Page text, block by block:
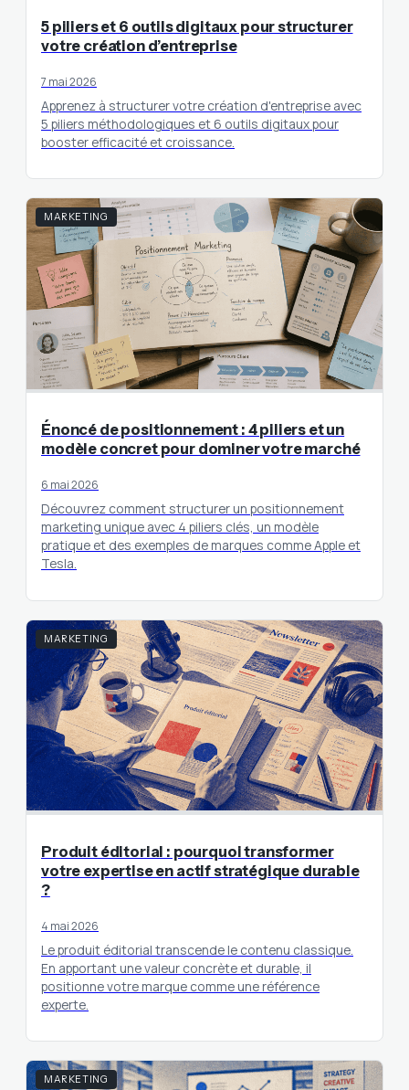
5 piliers et 6 outils digitaux pour structurer
votre création d’entreprise
7 mai 2026
Apprenez à structurer votre création d'entreprise avec
5 piliers méthodologiques et 6 outils digitaux pour
booster efficacité et croissance.
MARKETING
Énoncé de positionnement : 4 piliers et un
modèle concret pour dominer votre marché
6 mai 2026
Découvrez comment structurer un positionnement
marketing unique avec 4 piliers clés, un modèle
pratique et des exemples de marques comme Apple et
Tesla.
MARKETING
Produit éditorial : pourquoi transformer
votre expertise en actif stratégique durable
?
4 mai 2026
Le produit éditorial transcende le contenu classique.
En apportant une valeur concrète et durable, il
positionne votre marque comme une référence
experte.
MARKETING